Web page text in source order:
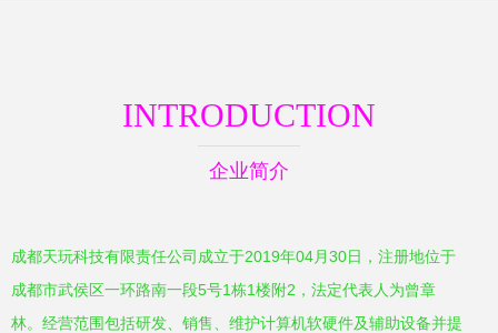
INTRODUCTION
企业简介
成都天玩科技有限责任公司成立于2019年04月30日，注册地位于
成都市武侯区一环路南一段5号1栋1楼附2，法定代表人为曾章
林。经营范围包括研发、销售、维护计算机软硬件及辅助设备并提